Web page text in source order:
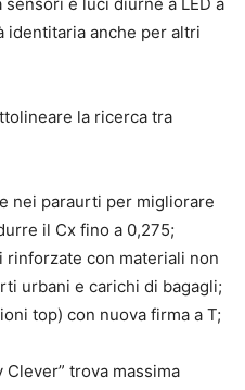
e luci diurne a LED a
identitaria anche per altri
la ricerca tra
nei paraurti per migliorare
il Cx fino a 0,275;
con materiali non
urbani e carichi di bagagli;
top) con nuova firma a T;
Clever” trova massima